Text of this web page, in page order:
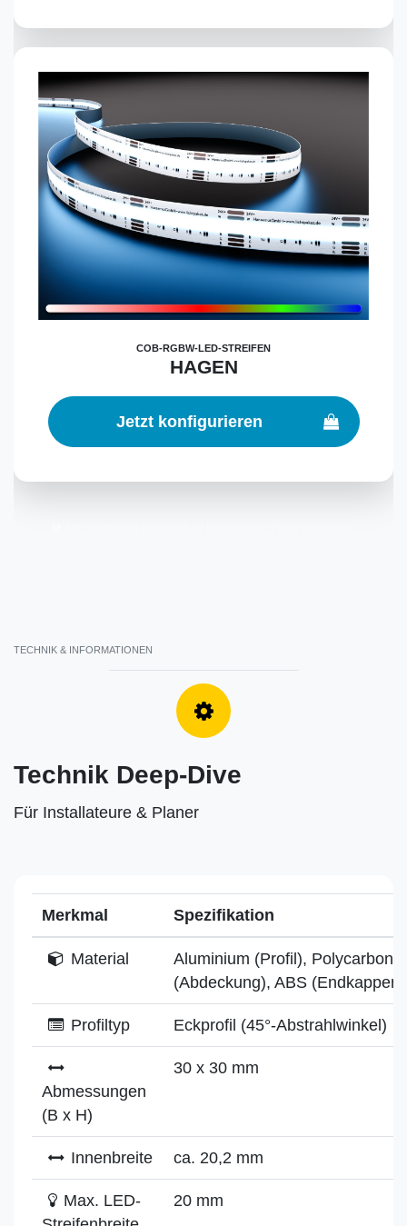
COB-RGBW-LED-STREIFEN
HAGEN
Jetzt konfigurieren
TECHNIK & INFORMATIONEN
Technik Deep-Dive
Für Installateure & Planer
Merkmal Spezifikation
Material
Aluminium (Profil), Polycarbonat
(Abdeckung), ABS (Endkappen)
Profiltyp Eckprofil (45°-Abstrahlwinkel)
Abmessungen
(B x H)
30 x 30 mm
Innenbreite ca. 20,2 mm
Max. LED-
20 mm